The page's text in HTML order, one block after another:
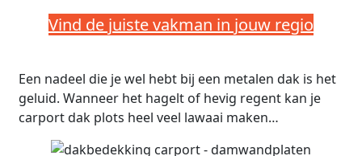
Vind de juiste vakman in jouw regio
Een nadeel die je wel hebt bij een metalen dak is het
geluid. Wanneer het hagelt of hevig regent kan je
carport dak plots heel veel lawaai maken…